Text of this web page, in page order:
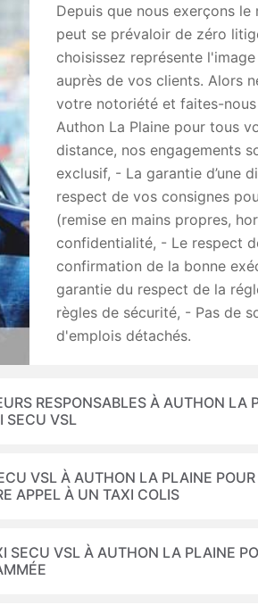
Depuis que nous exerçons
peut se prévaloir de zéro
choisissez représente
auprès de vos clients. Alors
votre notoriété et faites-
Authon La Plaine pour tous
distance, nos engagements
exclusif, - La garantie d’une
respect de vos consignes
(remise en mains propres,
confidentialité, - Le respect
confirmation de la bonne
garantie du respect de la
règles de sécurité, - Pas de
d'emplois détachés.
RESPONSABLES À AUTHON LA
SECU VSL
VSL À AUTHON LA PLAINE
APPEL À UN TAXI COLIS
SECU VSL À AUTHON LA PLAINE